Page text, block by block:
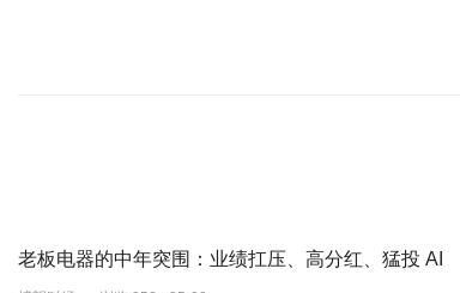
老板电器的中年突围：业绩扛压、高分红、猛投 AI